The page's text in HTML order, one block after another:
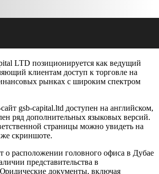
LTD позиционируется как ведущий
клиентам доступ к торговле на
рынках с широким спектром
gsb-capital.ltd доступен на английском,
ряд дополнительных языковых версий.
страницы можно увидеть на
скриншоте.
о расположении головного офиса в Дубае
представительства в
документы, включая